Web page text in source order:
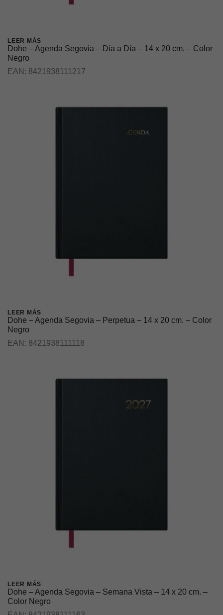
LEER MÁS
Dohe – Agenda Segovia – Día a Día – 14 x 20 cm. – Color
Negro
EAN: 8421938111217
LEER MÁS
Dohe – Agenda Segovia – Perpetua – 14 x 20 cm. – Color
Negro
EAN: 8421938111118
LEER MÁS
Dohe – Agenda Segovia – Semana Vista – 14 x 20 cm. –
Color Negro